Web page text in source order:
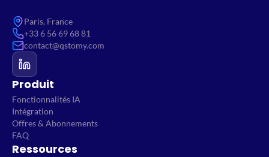
Paris, France
+33 6 56 69 68 81
contact@qstomy.com
Produit
Fonctionnalités IA
Intégration
Offres & Abonnements
FAQ
Ressources